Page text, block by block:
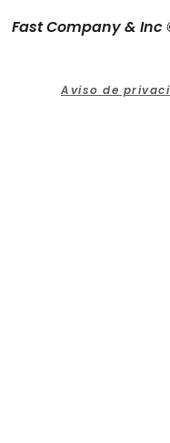
Fast Company & Inc
Aviso de